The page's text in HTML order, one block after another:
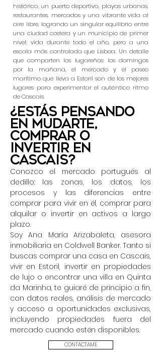
histórico, un puerto deportivo, playas urbanas,
restaurantes, mercados y una vibrante vida al
aire libre, logrando un singular equilibrio entre
una ciudad costera y un municipio de primer
nivel: vida durante todo el año, pero a una
escala más controlada que Lisboa. Un detalle
que comparten los lugareños: los domingos
por la mañana, el mercado y el paseo
marítimo que lleva a Estoril son de los mejores
lugares para experimentar el auténtico ritmo
de Cascais.
¿Estás pensando
en mudarte,
comprar o
invertir en
Cascais?
Conozco el mercado portugués al
dedillo: las zonas, los datos, los
procesos y las diferencias entre
comprar para vivir en él, comprar para
alquilar o invertir en activos a largo
plazo.
Soy Ana María Arizabaleta, asesora
inmobiliaria en Coldwell Banker. Tanto si
buscas comprar una casa en Cascais,
vivir en Estoril, invertir en propiedades
de lujo o encontrar una villa en Quinta
da Marinha, te guiaré de principio a fin,
con datos reales, análisis de mercado
y acceso a oportunidades exclusivas,
incluyendo propiedades fuera del
mercado cuando estén disponibles.
CONTACTAME